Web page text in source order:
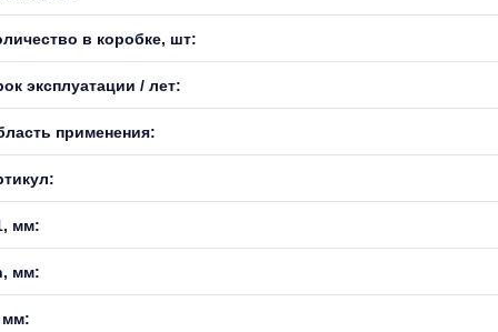
в коробке, шт:
эксплуатации / лет:
применения:
мм:
мм:
мм: